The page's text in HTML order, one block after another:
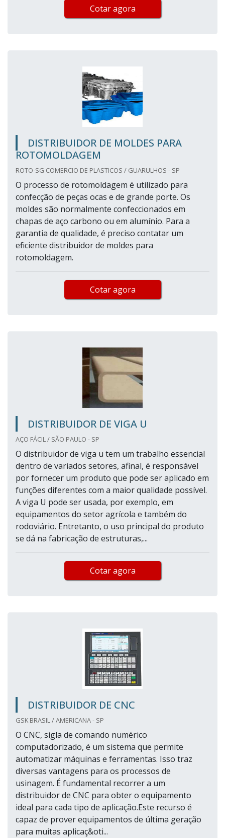
Cotar agora
DISTRIBUIDOR DE MOLDES PARA
ROTOMOLDAGEM
ROTO-SG COMERCIO DE PLASTICOS / GUARULHOS - SP
O processo de rotomoldagem é utilizado para
confecção de peças ocas e de grande porte. Os
moldes são normalmente confeccionados em
chapas de aço carbono ou em alumínio. Para a
garantia de qualidade, é preciso contatar um
eficiente distribuidor de moldes para
rotomoldagem.
Cotar agora
DISTRIBUIDOR DE VIGA U
AÇO FÁCIL / SÃO PAULO - SP
O distribuidor de viga u tem um trabalho essencial
dentro de variados setores, afinal, é responsável
por fornecer um produto que pode ser aplicado em
funções diferentes com a maior qualidade possível.
A viga U pode ser usada, por exemplo, em
equipamentos do setor agrícola e também do
rodoviário. Entretanto, o uso principal do produto
se dá na fabricação de estruturas,...
Cotar agora
DISTRIBUIDOR DE CNC
GSK BRASIL / AMERICANA - SP
O CNC, sigla de comando numérico
computadorizado, é um sistema que permite
automatizar máquinas e ferramentas. Isso traz
diversas vantagens para os processos de
usinagem. É fundamental recorrer a um
distribuidor de CNC para obter o equipamento
ideal para cada tipo de aplicação.Este recurso é
capaz de prover equipamentos de última geração
para muitas aplicaç&oti...